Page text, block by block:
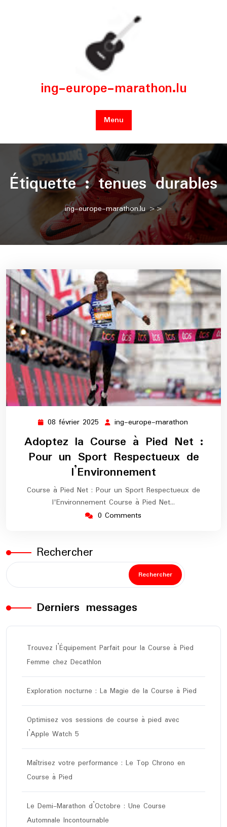
ing-europe-marathon.lu
Menu
Étiquette :tenues durables
ing-europe-marathon.lu>>
08 février 2025 08
2025
ing-europe-marathon
europe-
marathon
Adoptez la Course à Pied Net :
Pour un Sport Respectueux de
l’Environnement
Course à Pied Net : Pour un Sport Respectueux de
l'Environnement Course à Pied Net…
0 Comments
Rechercher
Rechercher
Derniers messages
Trouvez l’Équipement Parfait pour la Course à Pied
Femme chez Decathlon
Exploration nocturne : La Magie de la Course à Pied
Optimisez vos sessions de course à pied avec
l’Apple Watch 5
Maîtrisez votre performance : Le Top Chrono en
Course à Pied
Le Demi-Marathon d’Octobre : Une Course
Automnale Incontournable